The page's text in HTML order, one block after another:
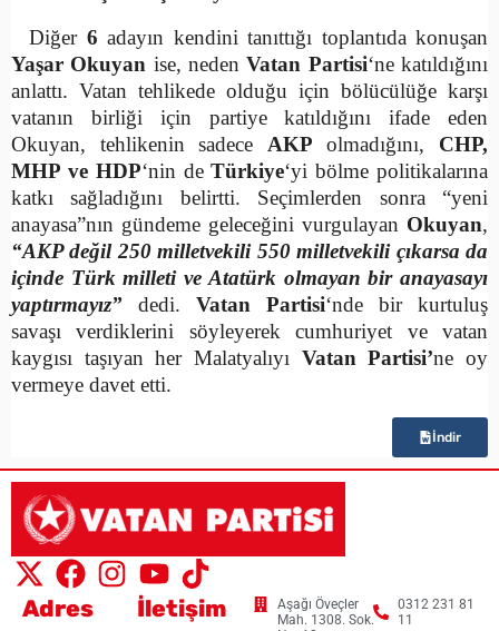
Diğer 6 adayın kendini tanıttığı toplantıda konuşan
Yaşar Okuyan ise, nedenVatan Partisi‘ne katıldığını
anlattı. Vatan tehlikede olduğu için bölücülüğe karşı
vatanın birliği için partiye katıldığını ifade eden
Okuyan, tehlikenin sadece AKP olmadığını, CHP,
MHP ve HDP‘nin deTürkiye‘yi bölme politikalarına
katkı sağladığını belirtti. Seçimlerden sonra “yeni
anayasa”nın gündeme geleceğini vurgulayan Okuyan,
“AKP değil 250 milletvekili 550 milletvekili çıkarsa da
içinde Türk milleti ve Atatürk olmayan bir anayasayı
yaptırmayız” dedi. Vatan Partisi‘nde bir kurtuluş
savaşı verdiklerini söyleyerek cumhuriyet ve vatan
kaygısı taşıyan her Malatyalıyı Vatan Partisi’ne oy
vermeye davet etti.
İndir
Adres
Aşağı Öveçler
Mah. 1308. Sok.
İletişim
0312 231 81
11